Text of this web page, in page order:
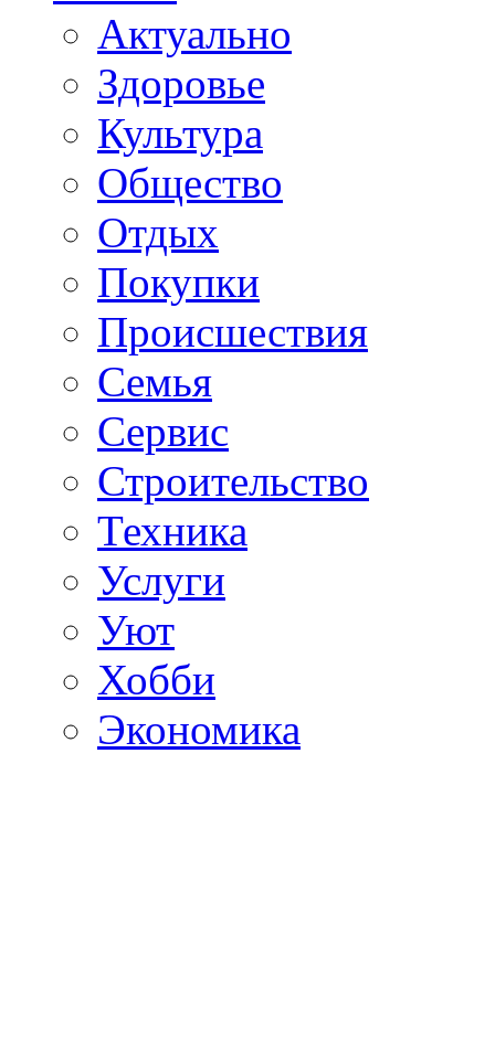
Актуально
Здоровье
Культура
Общество
Отдых
Покупки
Происшествия
Семья
Сервис
Строительство
Техника
Услуги
Уют
Хобби
Экономика